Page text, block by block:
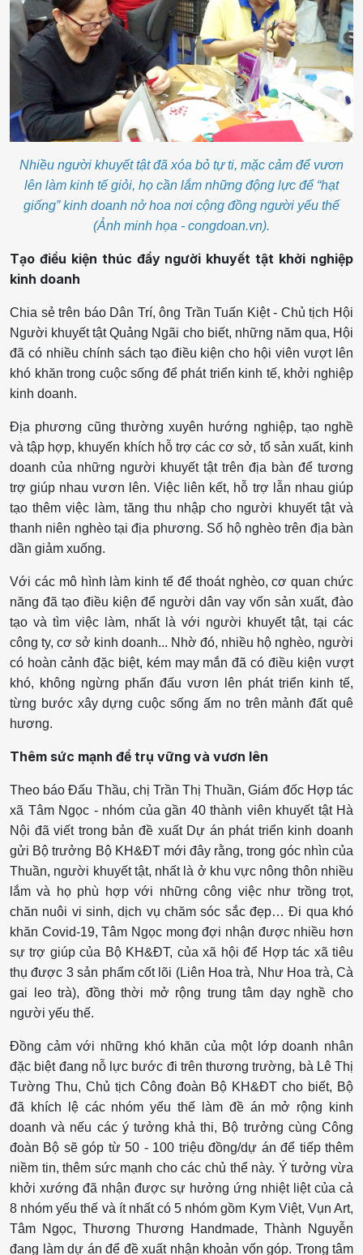
Nhiều người khuyết tật đã xóa bỏ tự ti, mặc cảm để vươn
lên làm kinh tế giỏi, họ cần lắm những động lực để “hạt
giống” kinh doanh nở hoa nơi cộng đồng người yếu thế
(Ảnh minh họa - congdoan.vn).
Tạo điều kiện thúc đẩy người khuyết tật khởi nghiệp
kinh doanh
Chia sẻ trên báo Dân Trí, ông Trần Tuấn Kiệt - Chủ tịch Hội
Người khuyết tật Quảng Ngãi cho biết, những năm qua, Hội
đã có nhiều chính sách tạo điều kiện cho hội viên vượt lên
khó khăn trong cuộc sống để phát triển kinh tế, khởi nghiệp
kinh doanh.
Địa phương cũng thường xuyên hướng nghiệp, tạo nghề
và tập hợp, khuyến khích hỗ trợ các cơ sở, tổ sản xuất, kinh
doanh của những người khuyết tật trên địa bàn để tương
trợ giúp nhau vươn lên. Việc liên kết, hỗ trợ lẫn nhau giúp
tạo thêm việc làm, tăng thu nhập cho người khuyết tật và
thanh niên nghèo tại địa phương. Số hộ nghèo trên địa bàn
dần giảm xuống.
Với các mô hình làm kinh tế để thoát nghèo, cơ quan chức
năng đã tạo điều kiện để người dân vay vốn sản xuất, đào
tạo và tìm việc làm, nhất là với người khuyết tật, tại các
công ty, cơ sở kinh doanh... Nhờ đó, nhiều hộ nghèo, người
có hoàn cảnh đặc biệt, kém may mắn đã có điều kiện vượt
khó, không ngừng phấn đấu vươn lên phát triển kinh tế,
từng bước xây dựng cuộc sống ấm no trên mảnh đất quê
hương.
Thêm sức mạnh để trụ vững và vươn lên
Theo báo Đấu Thầu, chị Trần Thị Thuần, Giám đốc Hợp tác
xã Tâm Ngọc - nhóm của gần 40 thành viên khuyết tật Hà
Nội đã viết trong bản đề xuất Dự án phát triển kinh doanh
gửi Bộ trưởng Bộ KH&ĐT mới đây rằng, trong góc nhìn của
Thuần, người khuyết tật, nhất là ở khu vực nông thôn nhiều
lắm và họ phù hợp với những công việc như trồng trọt,
chăn nuôi vi sinh, dịch vụ chăm sóc sắc đẹp… Đi qua khó
khăn Covid-19, Tâm Ngọc mong đợi nhận được nhiều hơn
sự trợ giúp của Bộ KH&ĐT, của xã hội để Hợp tác xã tiêu
thụ được 3 sản phẩm cốt lõi (Liên Hoa trà, Như Hoa trà, Cà
gai leo trà), đồng thời mở rộng trung tâm dạy nghề cho
người yếu thế.
Đồng cảm với những khó khăn của một lớp doanh nhân
đặc biệt đang nỗ lực bước đi trên thương trường, bà Lê Thị
Tường Thu, Chủ tịch Công đoàn Bộ KH&ĐT cho biết, Bộ
đã khích lệ các nhóm yếu thế làm đề án mở rộng kinh
doanh và nếu các ý tưởng khả thi, Bộ trưởng cùng Công
đoàn Bộ sẽ góp từ 50 - 100 triệu đồng/dự án để tiếp thêm
niềm tin, thêm sức mạnh cho các chủ thể này. Ý tưởng vừa
khởi xướng đã nhận được sự hưởng ứng nhiệt liệt của cả
8 nhóm yếu thế và ít nhất có 5 nhóm gồm Kym Việt, Vụn Art,
Tâm Ngọc, Thương Thương Handmade, Thành Nguyễn
đang làm dự án để đề xuất nhận khoản vốn góp. Trong tâm